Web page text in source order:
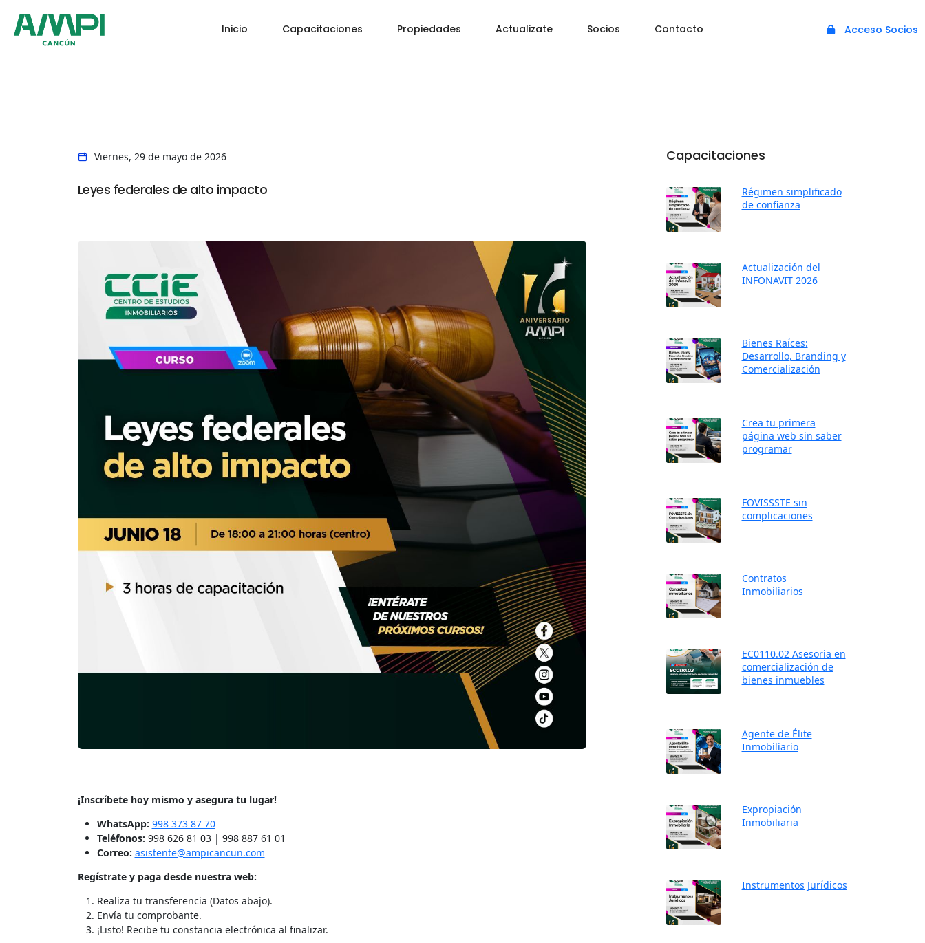
Inicio Capacitaciones Propiedades Actualizate Socios Contacto Acceso Socios
Viernes, 29 de mayo de 2026
Leyes federales de alto impacto
¡Inscríbete hoy mismo y asegura tu lugar!
WhatsApp: 998 373 87 70
Teléfonos: 998 626 81 03 | 998 887 61 01
Correo: asistente@ampicancun.com
Regístrate y paga desde nuestra web:
Realiza tu transferencia (Datos abajo).
Envía tu comprobante.
¡Listo! Recibe tu constancia electrónica al finalizar.
Capacitaciones
Régimen simplificado
de confianza
Actualización del
INFONAVIT 2026
Bienes Raíces:
Desarrollo, Branding y
Comercialización
Crea tu primera
página web sin saber
programar
FOVISSSTE sin
complicaciones
Contratos
Inmobiliarios
EC0110.02 Asesoria en
comercialización de
bienes inmuebles
Agente de Élite
Inmobiliario
Expropiación
Inmobiliaria
Instrumentos Jurídicos